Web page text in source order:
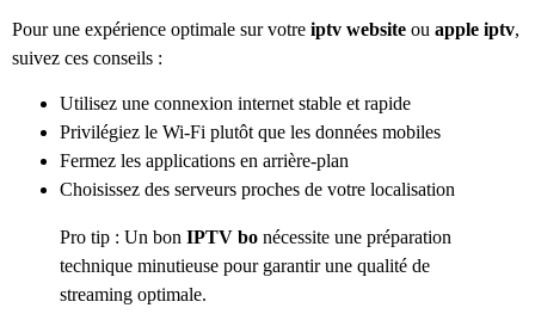
Pour une expérience optimale sur votre iptv website ou apple iptv,
suivez ces conseils :
Utilisez une connexion internet stable et rapide
Privilégiez le Wi-Fi plutôt que les données mobiles
Fermez les applications en arrière-plan
Choisissez des serveurs proches de votre localisation
Pro tip : Un bon IPTV bo nécessite une préparation
technique minutieuse pour garantir une qualité de
streaming optimale.